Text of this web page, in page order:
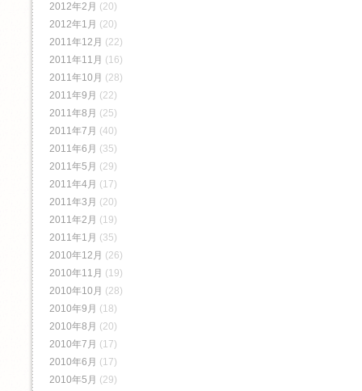
2012年2月 (20)
2012年1月 (20)
2011年12月 (22)
2011年11月 (16)
2011年10月 (28)
2011年9月 (22)
2011年8月 (25)
2011年7月 (40)
2011年6月 (35)
2011年5月 (29)
2011年4月 (17)
2011年3月 (20)
2011年2月 (19)
2011年1月 (35)
2010年12月 (26)
2010年11月 (19)
2010年10月 (28)
2010年9月 (18)
2010年8月 (20)
2010年7月 (17)
2010年6月 (17)
2010年5月 (29)